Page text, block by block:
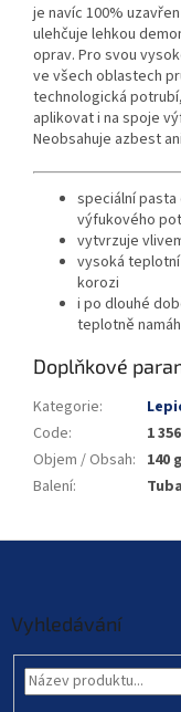
je navíc 100%
ulehčuje lehkou
oprav. Pro svou
ve všech oblastech
technologická
aplikovat i na spoje
Neobsahuje azbest
speciální
výfukového
vytvrzuje
vysoká teplotní
korozi
i po dlouhé
teplotně
Doplňkové
Kategorie:
Code:
1
Objem / Obsah: 140 g
Balení: Tuba
Vyhledávání